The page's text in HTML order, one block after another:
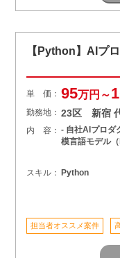
【Python】AIプ
単 価： 95万円～
勤務地： 23区 新宿
内 容： - 自社AIプロダ
模言語モデル
スキル： Python
担当者オススメ案件